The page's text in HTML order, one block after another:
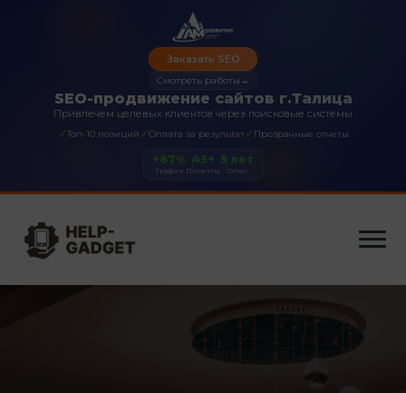
SEO-продвижение сайтов г.Талица
Привлечем целевых клиентов через поисковые системы
✓Топ-10 позиций ✓Оплата за результат✓ Прозрачные отчеты
Заказать SEO
Смотреть работы →
+87%
Трафик
45+
Проекты
5 лет
Опыт